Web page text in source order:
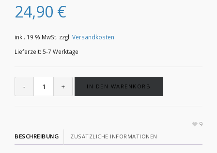
24,90 €
inkl. 19 % MwSt. zzgl. Versandkosten
Lieferzeit: 5-7 Werktage
IN DEN WARENKORB
9
BESCHREIBUNG ZUSÄTZLICHE INFORMATIONEN